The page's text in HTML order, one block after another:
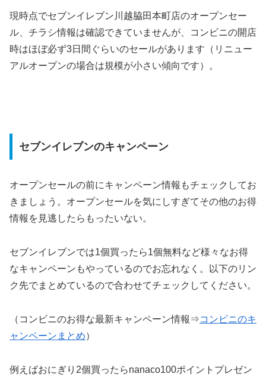
現時点でセブンイレブン川越脇田本町店のオープンセー
ル、チラシ情報は確認できていませんが、コンビニの開店
時はほぼ必ず3日間ぐらいのセールがあります（リニュー
アルオープンの場合は規模が小さい傾向です）。
セブンイレブンのキャンペーン
オープンセールの前にキャンペーン情報もチェックしてお
きましょう。オープンセールを気にしすぎてその他のお得
情報を見逃したらもったいない。
セブンイレブンでは1個買ったら1個無料など様々なお得
なキャンペーンもやっているのでお忘れなく。以下のリン
ク先でまとめているので合わせてチェックしてください。
（コンビニのお得な最新キャンペーン情報⇒コンビニのキ
ャンペーンまとめ）
例えばおにぎり2個買ったらnanaco100ポイントプレゼン